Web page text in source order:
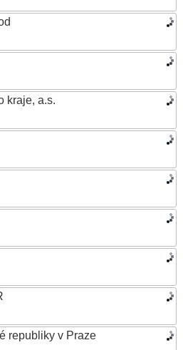
kraje, a.s.
republiky v Praze